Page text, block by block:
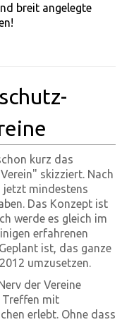
breit angelegte
kurz das
skizziert. Nach
jetzt mindestens
Das Konzept ist
werde es gleich im
erfahrenen
ist, das ganze
umzusetzen.
der Vereine
Treffen mit
erlebt. Ohne dass